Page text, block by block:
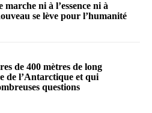
ni à l’essence ni à
se lève pour l’humanité
de 400 mètres de long
de l’Antarctique et qui
questions